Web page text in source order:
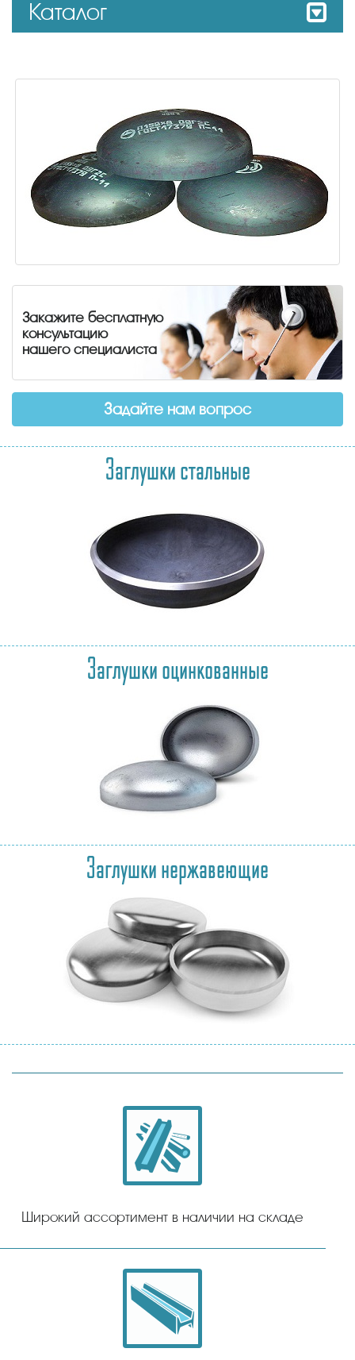
Каталог
Закажите бесплатную
консультацию
нашего специалиста
Задайте нам вопрос
Заглушки стальные
Заглушки оцинкованные
Заглушки нержавеющие
Широкий ассортимент в наличии на складе